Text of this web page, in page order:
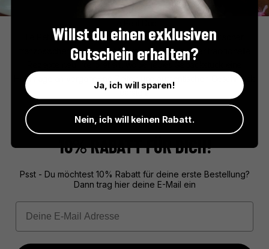
Le Petit Duc entführt Genießer in die süße Welt historischer
französischer Backkunst. Mit Hingabe werden hier traditionelle
Hommage an vergangene Zeiten und authentischen Geschmack
darstellt.
10% RABATT FÜR DICH!
Psst - Du möchtest 10% Rabatt für deine erste Bestellung?
Dann trag hier deine E-Mail ein
Email
Willst du einen exklusiven
Gutschein erhalten?
Ja, ich will sparen!
Nein, ich will keinen Rabatt.